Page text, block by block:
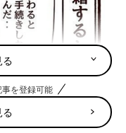
る
を登録可能
る